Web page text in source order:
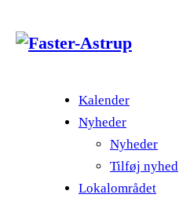
Kalender
Nyheder
Nyheder
Tilføj nyhed
Lokalområdet